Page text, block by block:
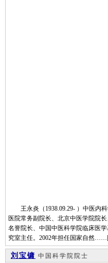
王永炎（1938.09.29- ）中医内科
医院常务副院长、北京中医学院院
名誉院长、中国中医科学院临床医
究室主任。2002年担任国家自然……
刘宝镛 中国科学院院士